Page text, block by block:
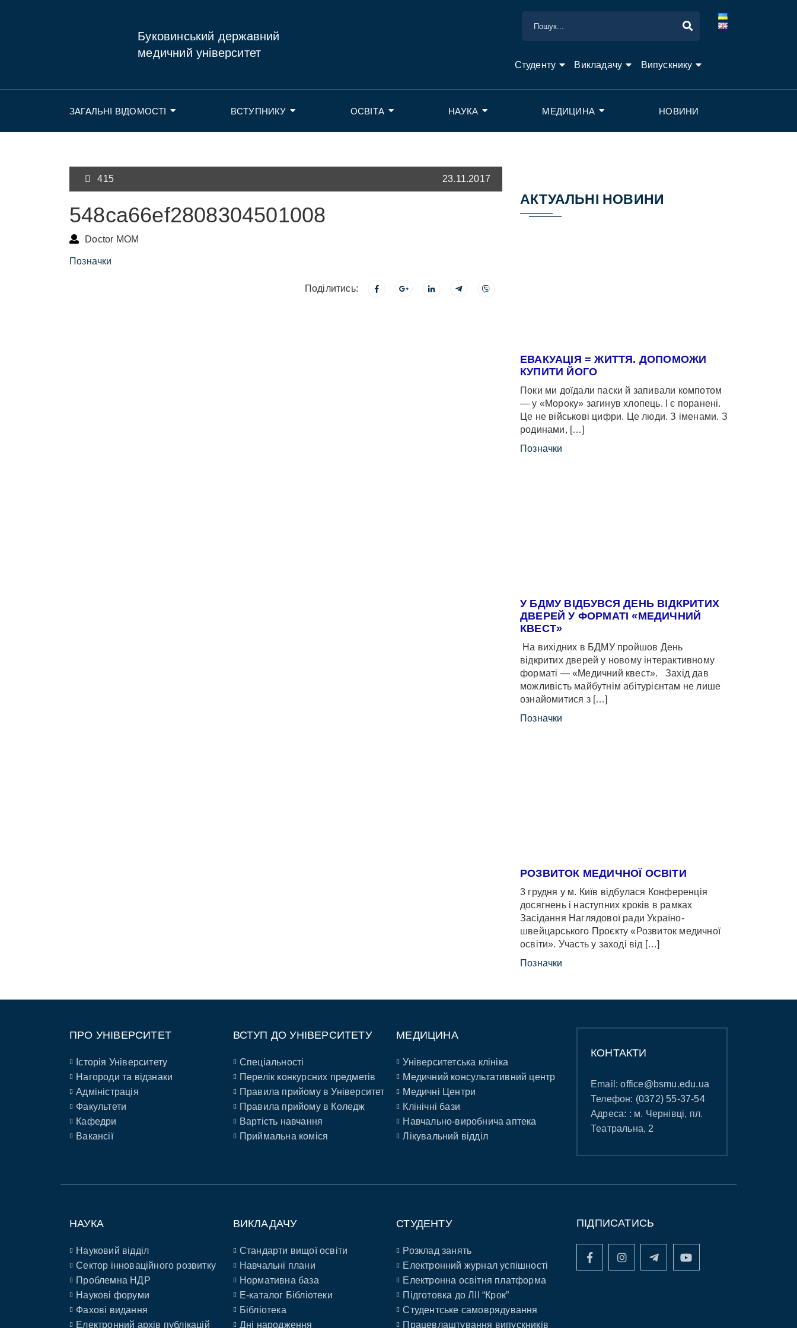
Буковинський державний
медичний університет
Студенту Викладачу Випускнику
ЗАГАЛЬНІ ВІДОМОСТІ ВСТУПНИКУ ОСВІТА НАУКА МЕДИЦИНА НОВИНИ
415 23.11.2017
548ca66ef2808304501008
Doctor MOM
Позначки
Поділитись:
АКТУАЛЬНІ НОВИНИ
ЕВАКУАЦІЯ = ЖИТТЯ. ДОПОМОЖИ
КУПИТИ ЙОГО
Поки ми доїдали паски й запивали компотом
— у «Мороку» загинув хлопець. І є поранені.
Це не військові цифри. Це люди. З іменами. З
родинами, […]
Позначки
У БДМУ ВІДБУВСЯ ДЕНЬ ВІДКРИТИХ
ДВЕРЕЙ У ФОРМАТІ «МЕДИЧНИЙ
КВЕСТ»
На вихідних в БДМУ пройшов День
відкритих дверей у новому інтерактивному
форматі — «Медичний квест». Захід дав
можливість майбутнім абітурієнтам не лише
ознайомитися з […]
Позначки
РОЗВИТОК МЕДИЧНОЇ ОСВІТИ
3 грудня у м. Київ відбулася Конференція
досягнень і наступних кроків в рамках
Засідання Наглядової ради Україно-
швейцарського Проєкту «Розвиток медичної
освіти». Участь у заході від […]
Позначки
ПРО УНІВЕРСИТЕТ
Історія Університету
Нагороди та відзнаки
Адміністрація
Факультети
Кафедри
Вакансії
ВСТУП ДО УНІВЕРСИТЕТУ
Спеціальності
Перелік конкурсних предметів
Правила прийому в Університет
Правила прийому в Коледж
Вартість навчання
Приймальна коміся
МЕДИЦИНА
Університетська клініка
Медичний консультативний центр
Медичні Центри
Клінічні бази
Навчально-виробнича аптека
Лікувальний відділ
КОНТАКТИ
Email:office@bsmu.edu.ua
Телефон: (0372) 55-37-54
Адреса: : м. Чернівці, пл.
Театральна, 2
НАУКА
Науковий відділ
Сектор інноваційного розвитку
Проблемна НДР
Наукові форуми
Фахові видання
Електронний архів публікацій
ВИКЛАДАЧУ
Стандарти вищої освіти
Навчальні плани
Нормативна база
E-каталог Бібліотеки
Бібліотека
Дні народження
СТУДЕНТУ
Розклад занять
Електронний журнал успішності
Електронна освітня платформа
Підготовка до ЛІІ “Крок”
Студентське самоврядування
Працевлаштування випускників
ПІДПИСАТИСЬ